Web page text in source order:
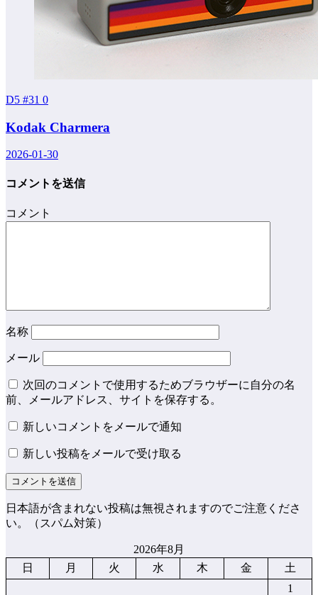
D5 #31 0
Kodak Charmera
2026-01-30
コメントを送信
コメント
名称
メール
次回のコメントで使用するためブラウザーに自分の名
前、メールアドレス、サイトを保存する。
新しいコメントをメールで通知
新しい投稿をメールで受け取る
日本語が含まれない投稿は無視されますのでご注意くださ
い。（スパム対策）
2026年8月
日
月 火 水 木 金
土
1